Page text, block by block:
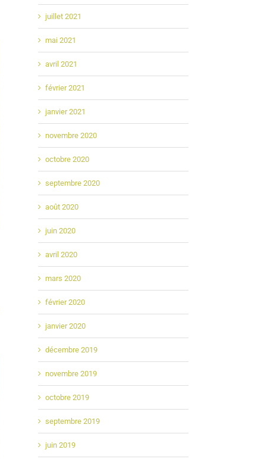
juillet 2021
mai 2021
avril 2021
février 2021
janvier 2021
novembre 2020
octobre 2020
septembre 2020
août 2020
juin 2020
avril 2020
mars 2020
février 2020
janvier 2020
décembre 2019
novembre 2019
octobre 2019
septembre 2019
juin 2019